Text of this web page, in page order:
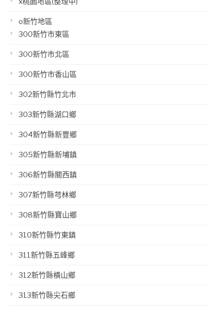
o新竹地區
300新竹市東區
300新竹市北區
300新竹市香山區
302新竹縣竹北市
303新竹縣湖口鄉
304新竹縣新豐鄉
305新竹縣新埔鎮
306新竹縣關西鎮
307新竹縣芎林鄉
308新竹縣寶山鄉
310新竹縣竹東鎮
311新竹縣五峰鄉
312新竹縣橫山鄉
313新竹縣尖石鄉